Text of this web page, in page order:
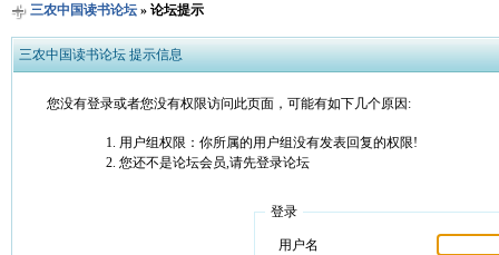
三农中国读书论坛» 论坛提示
三农中国读书论坛 提示信息
您没有登录或者您没有权限访问此页面，可能有如下几个原因:
用户组权限：你所属的用户组没有发表回复的权限!
您还不是论坛会员,请先登录论坛
登录
用户名